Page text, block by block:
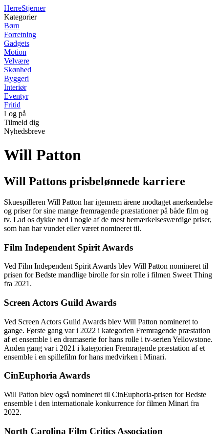
HerreStjerner
Kategorier
Børn
Forretning
Gadgets
Motion
Velvære
Skønhed
Byggeri
Interiør
Eventyr
Fritid
Log på
Tilmeld dig
Nyhedsbreve
Will Patton
Will Pattons prisbelønnede karriere
Skuespilleren Will Patton har igennem årene modtaget anerkendelse
og priser for sine mange fremragende præstationer på både film og
tv. Lad os dykke ned i nogle af de mest bemærkelsesværdige priser,
som han har vundet eller været nomineret til.
Film Independent Spirit Awards
Ved Film Independent Spirit Awards blev Will Patton nomineret til
prisen for Bedste mandlige birolle for sin rolle i filmen Sweet Thing
fra 2021.
Screen Actors Guild Awards
Ved Screen Actors Guild Awards blev Will Patton nomineret to
gange. Første gang var i 2022 i kategorien Fremragende præstation
af et ensemble i en dramaserie for hans rolle i tv-serien Yellowstone.
Anden gang var i 2021 i kategorien Fremragende præstation af et
ensemble i en spillefilm for hans medvirken i Minari.
CinEuphoria Awards
Will Patton blev også nomineret til CinEuphoria-prisen for Bedste
ensemble i den internationale konkurrence for filmen Minari fra
2022.
North Carolina Film Critics Association